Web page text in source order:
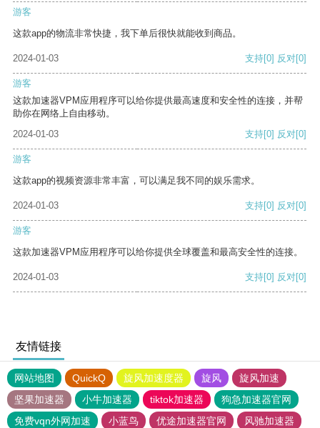
游客
这款app的物流非常快捷，我下单后很快就能收到商品。
2024-01-03 支持[0] 反对[0]
游客
这款加速器VPM应用程序可以给你提供最高速度和安全性的连接，并帮
助你在网络上自由移动。
2024-01-03
支持[0] 反对[0]
游客
这款app的视频资源非常丰富，可以满足我不同的娱乐需求。
2024-01-03 支持[0] 反对[0]
游客
这款加速器VPM应用程序可以给你提供全球覆盖和最高安全性的连接。
2024-01-03 支持[0] 反对[0]
友情链接
网站地图 QuickQ 旋风加速度器 旋风
旋风加速
坚果加速器
小牛加速器 tiktok加速器
狗急加速器官网
免费vqn外网加速
小蓝鸟 优途加速器官网
风驰加速器